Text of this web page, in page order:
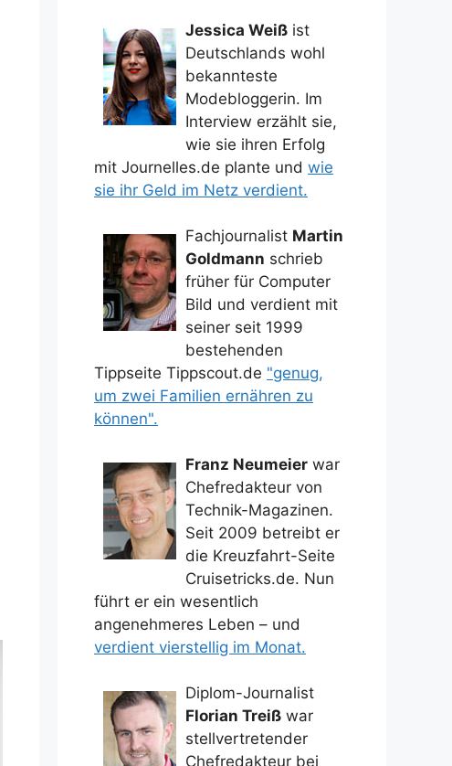
Jessica Weiß ist
Deutschlands wohl
bekannteste
Modebloggerin. Im
Interview erzählt sie,
wie sie ihren Erfolg
mit Journelles.de plante und wie
sie ihr Geld im Netz verdient.
Fachjournalist Martin
Goldmann schrieb
früher für Computer
Bild und verdient mit
seiner seit 1999
bestehenden
Tippseite Tippscout.de "genug,
um zwei Familien ernähren zu
können".
Franz Neumeier war
Chefredakteur von
Technik-Magazinen.
Seit 2009 betreibt er
die Kreuzfahrt-Seite
Cruisetricks.de. Nun
führt er ein wesentlich
angenehmeres Leben – und
verdient vierstellig im Monat.
Diplom-Journalist
Florian Treiß war
stellvertretender
Chefredakteur bei